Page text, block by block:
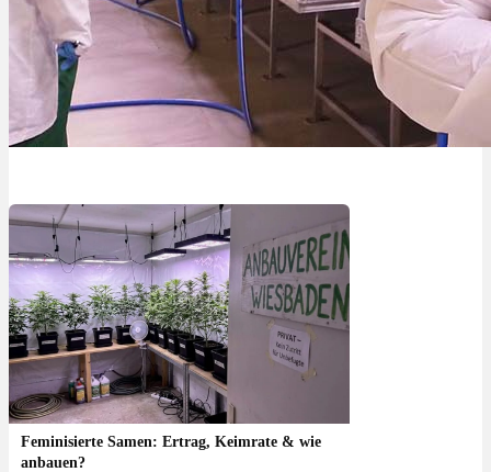
Feminisierte Samen: Ertrag, Keimrate & wie
anbauen?